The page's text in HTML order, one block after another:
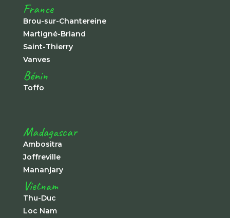
France
Brou-sur-Chantereine
Martigné-Briand
Saint-Thierry
Vanves
Bénin
Toffo
Madagascar
Ambositra
Joffreville
Mananjary
Vietnam
Thu-Duc
Loc Nam